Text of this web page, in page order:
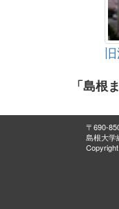
「島根
〒690-
島根大学